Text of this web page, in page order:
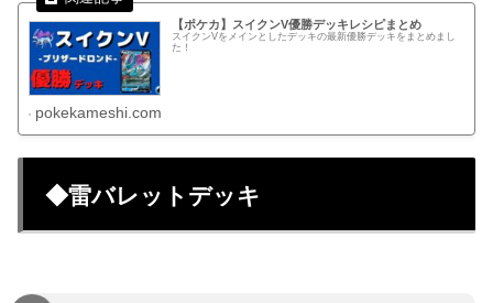
【ポケカ】スイクンV優勝デッキレシピまとめ
スイクンVをメインとしたデッキの最新優勝デッキをまとめまし
た！
pokekameshi.com
◆雷バレットデッキ